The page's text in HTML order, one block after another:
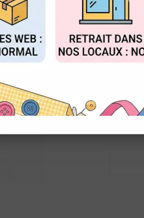
Réf. :
Ephéméria
Coins de
2 x 2 cm,